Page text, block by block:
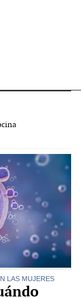
LAS MUJERES